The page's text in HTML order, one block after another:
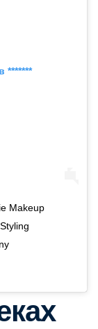
*******
Makeup